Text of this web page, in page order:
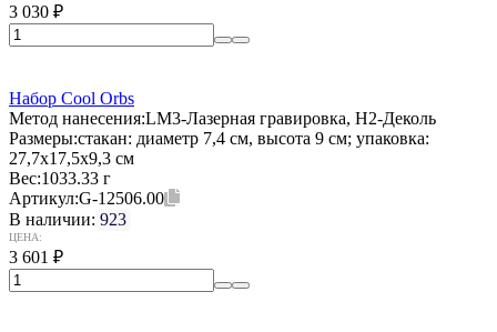
3 030 ₽
Набор Cool Orbs
Метод нанесения:LM3-Лазерная гравировка, H2-Деколь
Размеры:стакан: диаметр 7,4 см, высота 9 см; упаковка:
27,7x17,5x9,3 см
Вес:1033.33 г
Артикул:G-12506.00
В наличии: 923
ЦЕНА:
3 601 ₽